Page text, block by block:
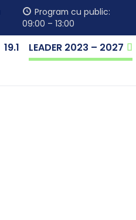
Program cu public:
09:00 – 13:00
19.1 LEADER 2023 – 2027